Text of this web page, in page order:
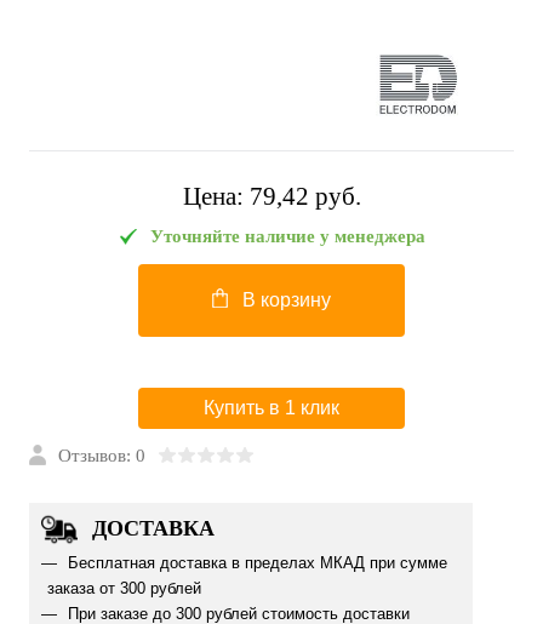
Цена: 79,42 pуб.
Уточняйте наличие у менеджера
В корзину
Купить в 1 клик
Отзывов: 0
ДОСТАВКА
Бесплатная доставка в пределах МКАД при сумме
заказа от 300 рублей
При заказе до 300 рублей стоимость доставки